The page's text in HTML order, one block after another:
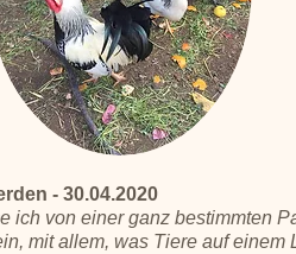
- 30.04.2020
ich von einer ganz bestimmten
mit allem, was Tiere auf einem